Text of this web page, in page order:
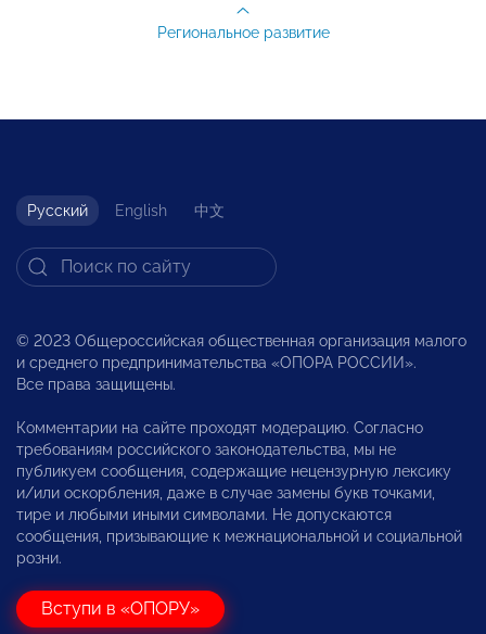
Региональное развитие
Русский English 中文
© 2023 Общероссийская общественная организация малого
и среднего предпринимательства «ОПОРА РОССИИ».
Все права защищены.
Комментарии на сайте проходят модерацию. Согласно
требованиям российского законодательства, мы не
публикуем сообщения, содержащие нецензурную лексику
и/или оскорбления, даже в случае замены букв точками,
тире и любыми иными символами. Не допускаются
сообщения, призывающие к межнациональной и социальной
розни.
Вступи в «ОПОРУ»